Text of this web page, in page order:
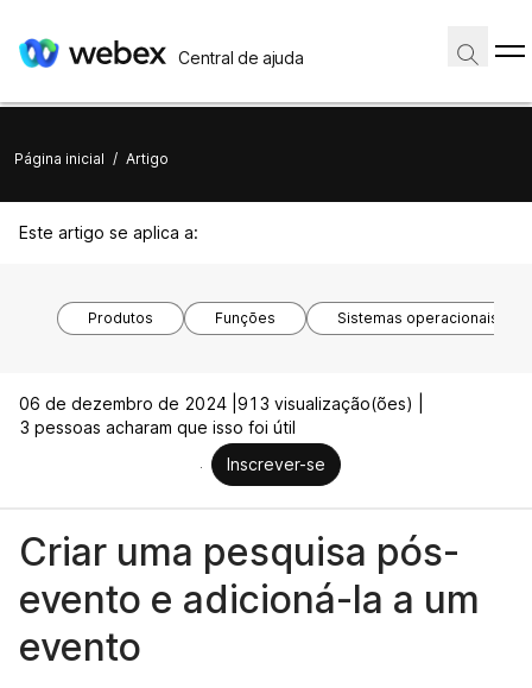
Central de ajuda
Página inicial / Artigo
Este artigo se aplica a:
Produtos Funções Sistemas operacionais
06 de dezembro de 2024 | 913 visualização(ões) |
3 pessoas acharam que isso foi útil
Inscrever-se
Criar uma pesquisa pós-
evento e adicioná-la a um
evento